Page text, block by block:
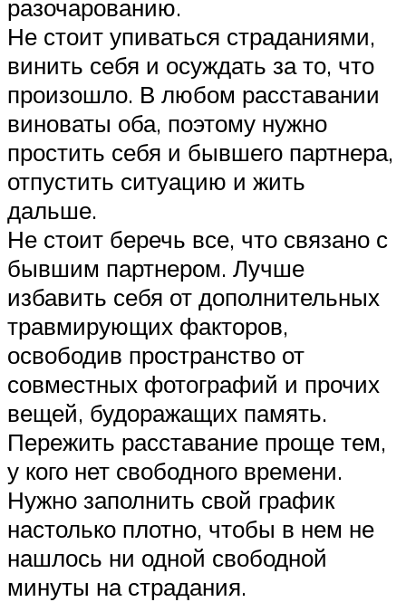
разочарованию.
Не стоит упиваться страданиями,
винить себя и осуждать за то, что
произошло. В любом расставании
виноваты оба, поэтому нужно
простить себя и бывшего партнера,
отпустить ситуацию и жить
дальше.
Не стоит беречь все, что связано с
бывшим партнером. Лучше
избавить себя от дополнительных
травмирующих факторов,
освободив пространство от
совместных фотографий и прочих
вещей, будоражащих память.
Пережить расставание проще тем,
у кого нет свободного времени.
Нужно заполнить свой график
настолько плотно, чтобы в нем не
нашлось ни одной свободной
минуты на страдания.